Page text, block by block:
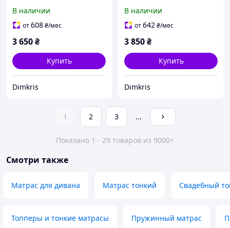
В наличии
от608₴/мес
3 650₴
Купить
Dimkris
В наличии
от642₴/мес
3 850₴
Купить
Dimkris
1 2 3 ...
Показано 1 - 29 товаров из 9000+
Смотри также
Матрас для дивана Матрас тонкий Свадебный
Топперы и тонкие матрасы Пружинный матрас